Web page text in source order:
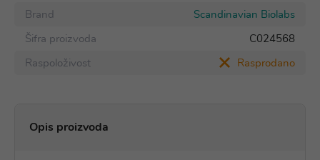
Brand
Scandinavian Biolabs
Šifra proizvoda
C024568
Raspoloživost
Rasprodano
Opis proizvoda